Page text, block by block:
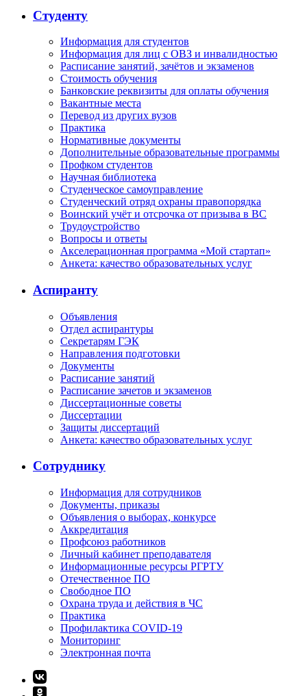
Студенту
Информация для студентов
Информация для лиц с ОВЗ и инвалидностью
Расписание занятий, зачётов и экзаменов
Стоимость обучения
Банковские реквизиты для оплаты обучения
Вакантные места
Перевод из других вузов
Практика
Нормативные документы
Дополнительные образовательные программы
Профком студентов
Научная библиотека
Студенческое самоуправление
Студенческий отряд охраны правопорядка
Воинский учёт и отсрочка от призыва в ВС
Трудоустройство
Вопросы и ответы
Акселерационная программа «Мой стартап»
Анкета: качество образовательных услуг
Аспиранту
Объявления
Отдел аспирантуры
Секретарям ГЭК
Направления подготовки
Документы
Расписание занятий
Расписание зачетов и экзаменов
Диссертационные советы
Диссертации
Защиты диссертаций
Анкета: качество образовательных услуг
Сотруднику
Информация для сотрудников
Документы, приказы
Объявления о выборах, конкурсе
Аккредитация
Профсоюз работников
Личный кабинет преподавателя
Информационные ресурсы РГРТУ
Отечественное ПО
Свободное ПО
Охрана труда и действия в ЧС
Практика
Профилактика COVID-19
Мониторинг
Электронная почта